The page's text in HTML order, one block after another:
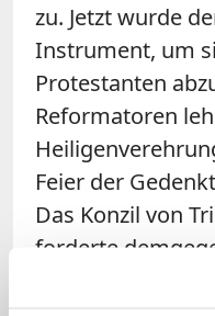
zu. Jetzt wurde
Instrument, um
Protestanten
Reformatoren
Feier der
Das Konzil von
forderte